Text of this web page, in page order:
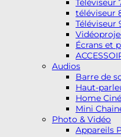
Téléviseur
téléviseur
Téléviseur
Écrans et
Audios
Barre de
Haut-
Home
Mini
Photo & Vidéo
Appareils